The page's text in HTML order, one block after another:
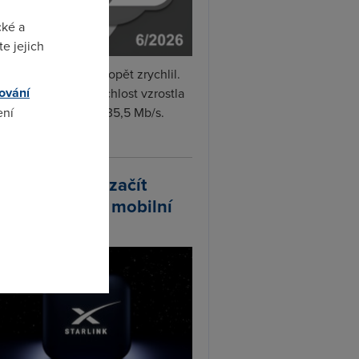
Fi internet v červnu opět zrychlil.
naměřená rychlost vzrostla
o 4 % na 35,5 Mb/s.
plánuje začít
vlastní mobilní
a
jejich